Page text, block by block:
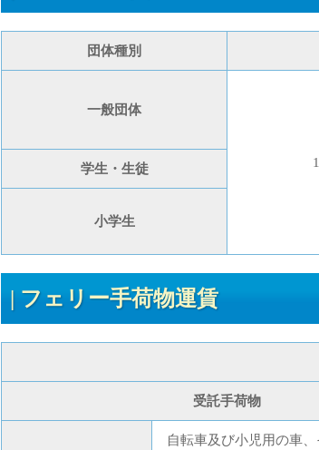
団体種別
一般団体
学生・生徒
小学生
フェリー手荷物運賃
受託手荷物
自転車及び小児用の車